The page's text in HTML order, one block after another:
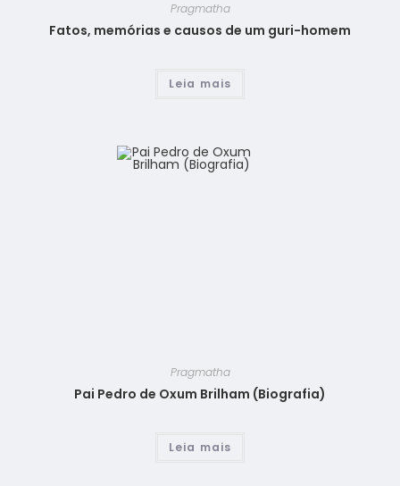
Pragmatha
Fatos, memórias e causos de um guri-homem
Leia mais
Pragmatha
Pai Pedro de Oxum Brilham (Biografia)
Leia mais